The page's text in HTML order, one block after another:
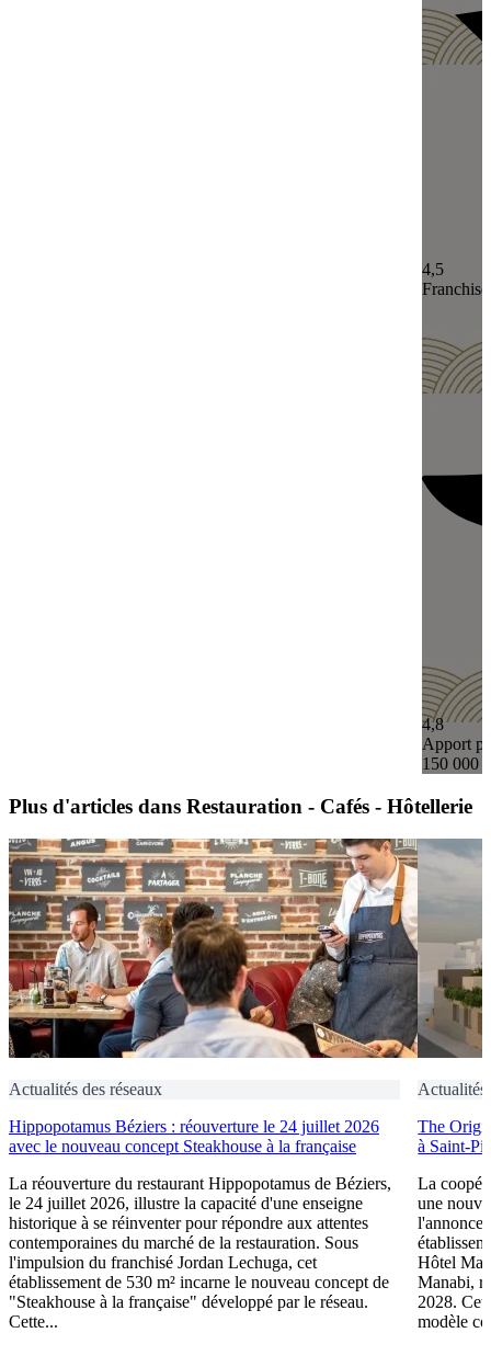
4,5
Franchisé
4,8
Apport
150 000 €
Plus d'articles dans Restauration - Cafés - Hôtellerie
Actualités des réseaux
Hippopotamus Béziers : réouverture le 24 juillet 2026
avec le nouveau concept Steakhouse à la française
La réouverture du restaurant Hippopotamus de Béziers,
le 24 juillet 2026, illustre la capacité d'une enseigne
historique à se réinventer pour répondre aux attentes
contemporaines du marché de la restauration. Sous
l'impulsion du franchisé Jordan Lechuga, cet
établissement de 530 m² incarne le nouveau concept de
"Steakhouse à la française" développé par le réseau.
Cette...
Actualités
The
à Saint-
La
une
l'annonce
Hôtel
Manabi,
2028.
modèle